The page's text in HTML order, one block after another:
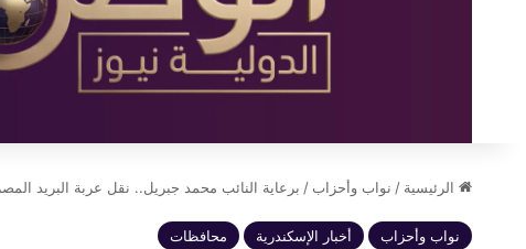
الرئيسية / نواب وأحزاب / برعاية النائب محمد جبريل.. نقل عربة البريد
نواب وأحزاب أخبار الإسكندرية محافظات